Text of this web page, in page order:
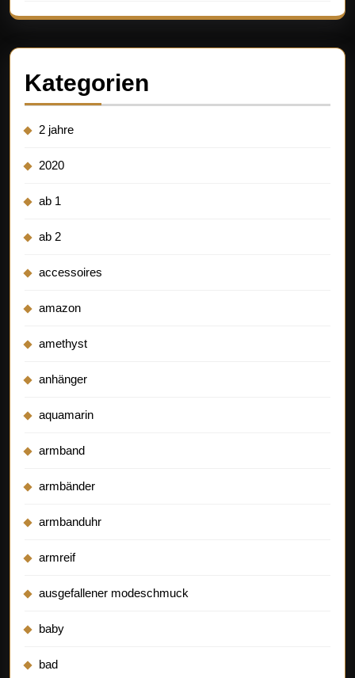
Kategorien
2 jahre
2020
ab 1
ab 2
accessoires
amazon
amethyst
anhänger
aquamarin
armband
armbänder
armbanduhr
armreif
ausgefallener modeschmuck
baby
bad